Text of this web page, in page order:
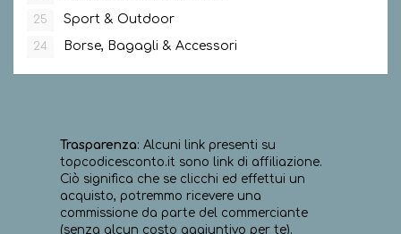
25 Sport & Outdoor
24 Borse, Bagagli & Accessori
Trasparenza: Alcuni link presenti su
topcodicesconto.it sono link di affiliazione.
Ciò significa che se clicchi ed effettui un
acquisto, potremmo ricevere una
commissione da parte del commerciante
(senza alcun costo aggiuntivo per te).